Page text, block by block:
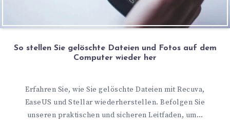
So stellen Sie gelöschte Dateien und Fotos auf dem
Computer wieder her
Erfahren Sie, wie Sie gelöschte Dateien mit Recuva,
EaseUS und Stellar wiederherstellen. Befolgen Sie
unseren praktischen und sicheren Leitfaden, um…